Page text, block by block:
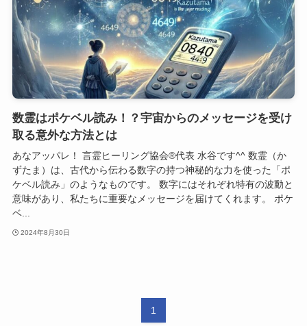
数霊はポケベル読み！？宇宙からのメッセージを受け
取る意外な方法とは
あなアッパレ！ 言霊ヒーリング協会®代表 水谷です^^ 数霊（か
ずたま）は、古代から伝わる数字の持つ神秘的な力を使った「ポ
ケベル読み」のようなものです。 数字にはそれぞれ特有の波動と
意味があり、私たちに重要なメッセージを届けてくれます。 ポケ
ベ...
2024年8月30日
1